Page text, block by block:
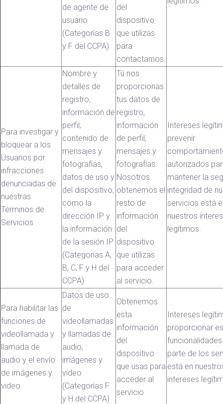
de agente de
usuario
(Categorías B
y F del CCPA).
del
dispositivo
que utilizas
para
contactarnos.
Para investigar y
bloquear a los
Usuarios por
infracciones
denunciadas de
nuestras
Términos de
Servicios
Nombre y
detalles de
registro,
información de
perfil,
contenido de
mensajes y
fotografías;
datos de uso y
del dispositivo,
como la
dirección IP y
la información
de la sesión IP
(Categorías A,
B, C, F y H del
CCPA)
Tú nos
proporcionas
tus datos de
registro,
información
de perfil,
mensajes y
fotografías.
Nosotros
obtenemos el
resto de
información
del
dispositivo
que utilizas
para acceder
al servicio.
Intereses
prevenir
autorizados
mantener la
integridad de
servicios está
nuestros
legítimos.
Para habilitar las
funciones de
videollamada y
llamada de
audio y el envío
de imágenes y
video.
Datos de uso
de
videollamadas
y llamadas de
audio,
imágenes y
video
(Categorías F
y H del CCPA)
Obtenemos
esta
información
del
dispositivo
que usas para
acceder al
servicio
Intereses
proporcionar
parte de los
está en
intereses